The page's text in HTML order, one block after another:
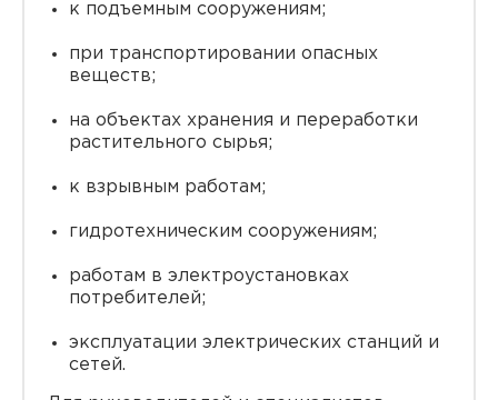
к подъемным сооружениям;
при транспортировании опасных
веществ;
на объектах хранения и переработки
растительного сырья;
к взрывным работам;
гидротехническим сооружениям;
работам в электроустановках
потребителей;
эксплуатации электрических станций и
сетей.